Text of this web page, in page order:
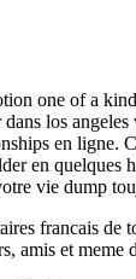
one of a
los
en
en quelques
vie dump
francais
amis et